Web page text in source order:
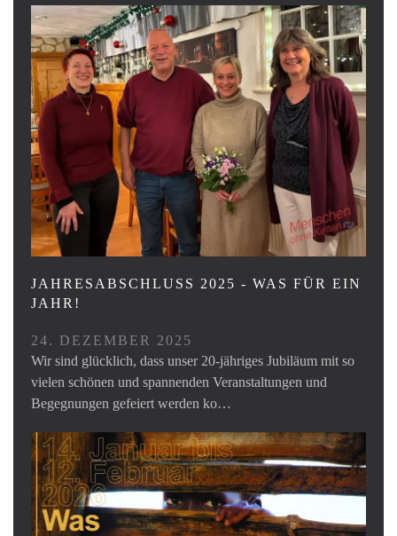
JAHRESABSCHLUSS 2025 - WAS FÜR EIN
JAHR!
24. DEZEMBER 2025
Wir sind glücklich, dass unser 20-jähriges Jubiläum mit so
vielen schönen und spannenden Veranstaltungen und
Begegnungen gefeiert werden ko…